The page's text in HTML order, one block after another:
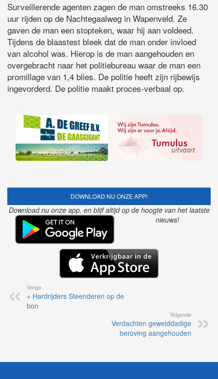
Surveillerende agenten zagen de man omstreeks 16.30
uur rijden op de Nachtegaalweg in Wapenveld. Ze
gaven de man een stopteken, waar hij aan voldeed.
Tijdens de blaastest bleek dat de man onder invloed
van alcohol was. Hierop is de man aangehouden en
overgebracht naar het politiebureau waar de man een
promillage van 1,4 blies. De politie heeft zijn rijbewijs
ingevorderd. De politie maakt proces-verbaal op.
DOWNLOAD NU ONZE APP!
Download nu onze app, en blijf altijd op de hoogte van het laatste
nieuws!
Vorige
+ Hardrijders Steenderen op de
bon
Volgende
Verdachten gewelddadige
beroving aangehouden